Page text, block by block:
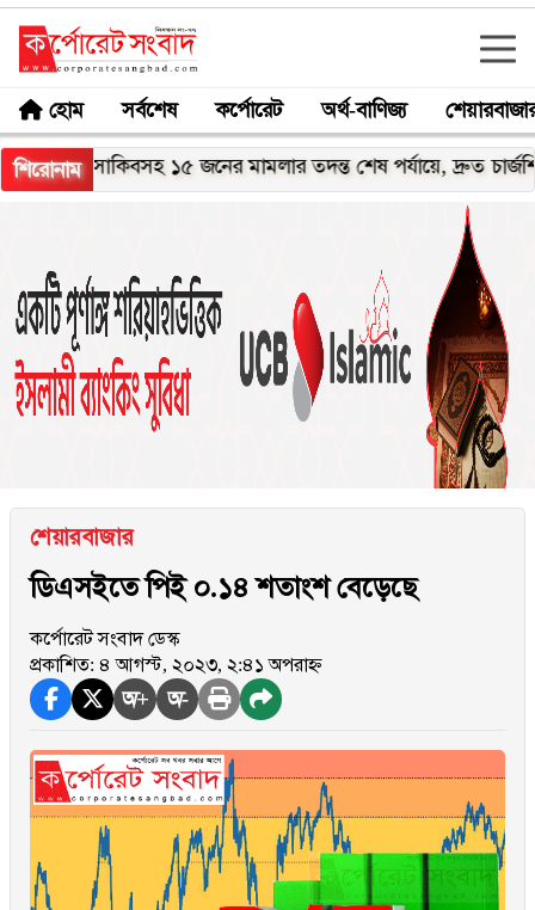
হোম সর্বশেষ কর্পোরেট অর্থ-বাণিজ্য
শিরোনাম
- সাকিবসহ ১৫ জনের মামলার তদন্ত শেষ পর্যায়ে, দ্রুত চার্জশিট
শেয়ারবাজার
ডিএসইতে পিই ০.১৪ শতাংশ বেড়েছে
কর্পোরেট সংবাদ ডেস্ক
প্রকাশিত: ৪ আগস্ট, ২০২৩, ২:৪১ অপরাহ্ন
অ+ অ-